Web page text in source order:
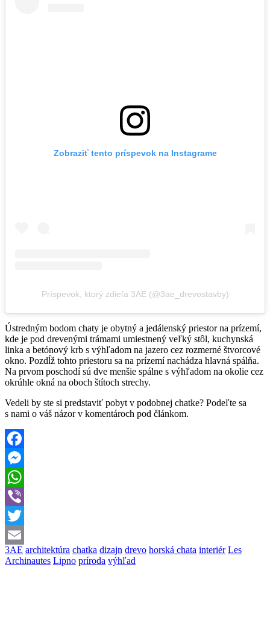
Zobraziť tento príspevok na Instagrame
Príspevok, ktorý zdieľa 3AE (@3ae_drevostavby)
Ústredným bodom chaty je obytný a jedálenský priestor na prízemí,
kde je pod drevenými trámami umiestnený veľký stôl, kuchynská
linka a betónový krb s výhľadom na jazero cez rozmerné štvorcové
okno. Pozdĺž tohto priestoru sa na prízemí nachádza hlavná spálňa.
Na prvom poschodí sú dve menšie spálne s výhľadom na okolie cez
okrúhle okná na oboch štítoch strechy.
Vedeli by ste si predstaviť pobyt v podobnej chatke? Podeľte sa
s nami o váš názor v komentároch pod článkom.
Facebook
Messenger
WhatsApp
Viber
Twitter
Email
3AE architektúra chatka dizajn drevo horská chata interiér Les
Archinautes Lipno príroda výhľad